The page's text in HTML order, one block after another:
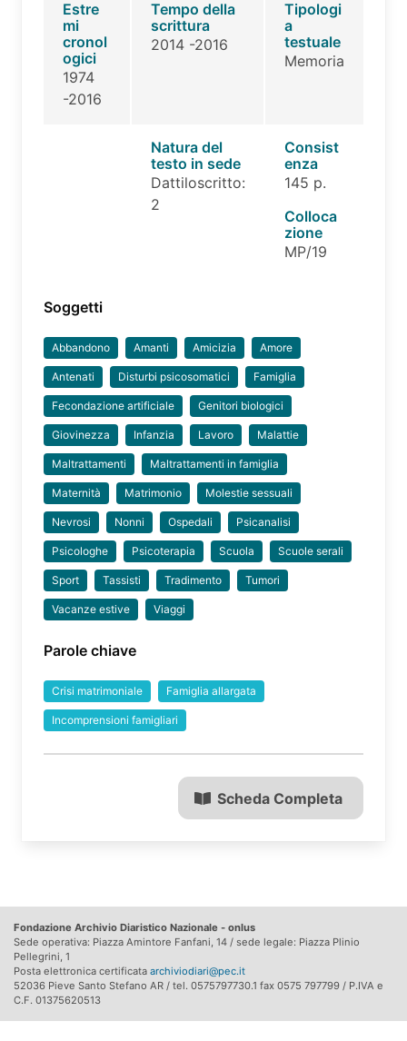
Estre
mi
cronol
ogici
1974
-2016
Tempo della
scrittura
2014 -2016
Tipologi
a
testuale
Memoria
Natura del
testo in sede
Dattiloscritto:
2
Consist
enza
145 p.
Colloca
zione
MP/19
Soggetti
Abbandono Amanti Amicizia Amore
Antenati Disturbi psicosomatici Famiglia
Fecondazione artificiale Genitori biologici
Giovinezza Infanzia Lavoro Malattie
Maltrattamenti Maltrattamenti in famiglia
Maternità Matrimonio Molestie sessuali
Nevrosi Nonni Ospedali Psicanalisi
Psicologhe Psicoterapia Scuola Scuole serali
Sport Tassisti Tradimento Tumori
Vacanze estive Viaggi
Parole chiave
Crisi matrimoniale Famiglia allargata
Incomprensioni famigliari
Scheda Completa
Fondazione Archivio Diaristico Nazionale - onlus
Sede operativa: Piazza Amintore Fanfani, 14 / sede legale: Piazza Plinio
Pellegrini, 1
Posta elettronica certificata archiviodiari@pec.it
52036 Pieve Santo Stefano AR / tel. 0575797730.1 fax 0575 797799 / P.IVA e
C.F. 01375620513